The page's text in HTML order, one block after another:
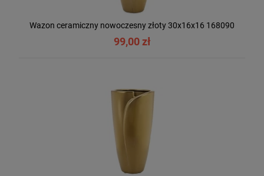
Wazon ceramiczny nowoczesny złoty 30x16x16 168090
99,00 zł